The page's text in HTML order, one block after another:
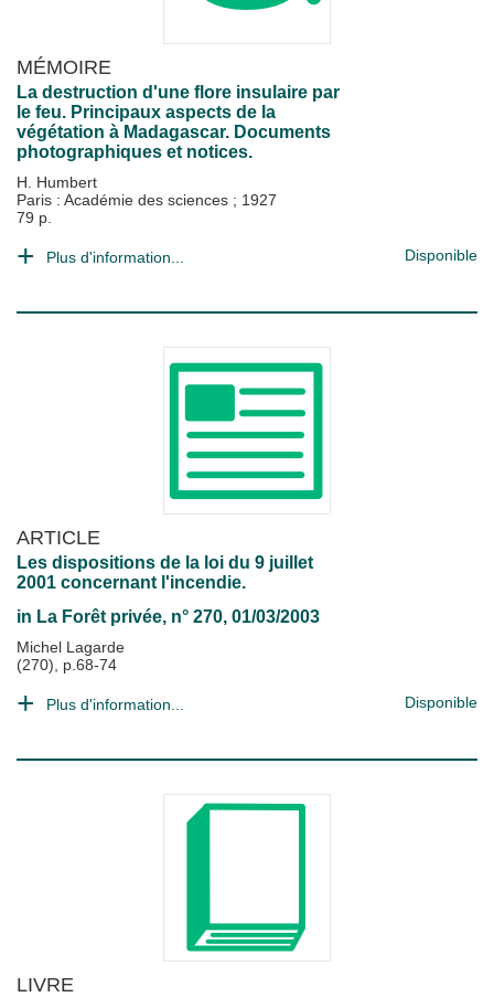
MÉMOIRE
La destruction d'une flore insulaire par
le feu. Principaux aspects de la
végétation à Madagascar. Documents
photographiques et notices.
H. Humbert
Paris : Académie des sciences ; 1927
79 p.
Plus d'information... Disponible
ARTICLE
Les dispositions de la loi du 9 juillet
2001 concernant l'incendie.
in La Forêt privée, n° 270, 01/03/2003
Michel Lagarde
(270), p.68-74
Plus d'information... Disponible
LIVRE